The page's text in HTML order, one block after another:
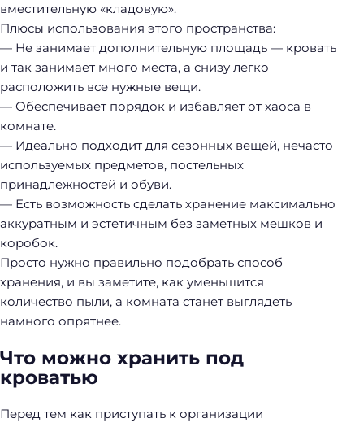
вместительную «кладовую».
Плюсы использования этого пространства:
— Не занимает дополнительную площадь — кровать
и так занимает много места, а снизу легко
расположить все нужные вещи.
— Обеспечивает порядок и избавляет от хаоса в
комнате.
— Идеально подходит для сезонных вещей, нечасто
используемых предметов, постельных
принадлежностей и обуви.
— Есть возможность сделать хранение максимально
аккуратным и эстетичным без заметных мешков и
коробок.
Просто нужно правильно подобрать способ
хранения, и вы заметите, как уменьшится
количество пыли, а комната станет выглядеть
намного опрятнее.
Что можно хранить под
кроватью
Перед тем как приступать к организации